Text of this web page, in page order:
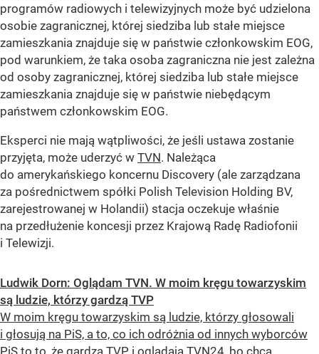
programów radiowych i telewizyjnych może być udzielona
osobie zagranicznej, której siedziba lub stałe miejsce
zamieszkania znajduje się w państwie członkowskim EOG,
pod warunkiem, że taka osoba zagraniczna nie jest zależna
od osoby zagranicznej, której siedziba lub stałe miejsce
zamieszkania znajduje się w państwie niebędącym
państwem członkowskim EOG.
Eksperci nie mają wątpliwości, że jeśli ustawa zostanie
przyjęta, może uderzyć w TVN. Należąca
do amerykańskiego koncernu Discovery (ale zarządzana
za pośrednictwem spółki Polish Television Holding BV,
zarejestrowanej w Holandii) stacja oczekuje właśnie
na przedłużenie koncesji przez Krajową Radę Radiofonii
i Telewizji.
Ludwik Dorn: Oglądam TVN. W moim kręgu towarzyskim
są ludzie, którzy gardzą TVP
W moim kręgu towarzyskim są ludzie, którzy głosowali
i głosują na PiS, a to, co ich odróżnia od innych wyborców